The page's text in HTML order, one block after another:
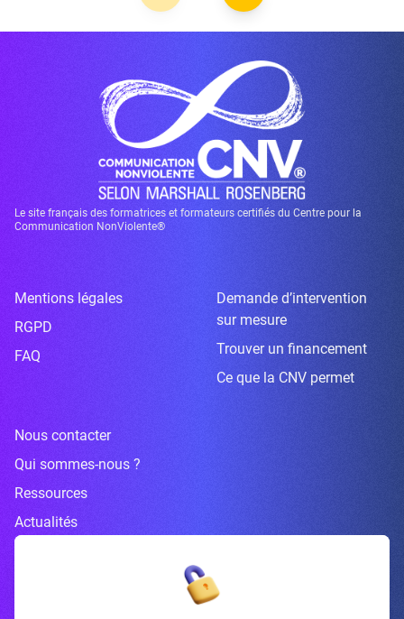
Le site français des formatrices et formateurs certifiés du Centre pour la
Communication NonViolente®
Mentions légales
RGPD
FAQ
Demande d’intervention
sur mesure
Trouver un financement
Ce que la CNV permet
Nous contacter
Qui sommes-nous ?
Ressources
Actualités
Inscrivez-vous à la newsletter